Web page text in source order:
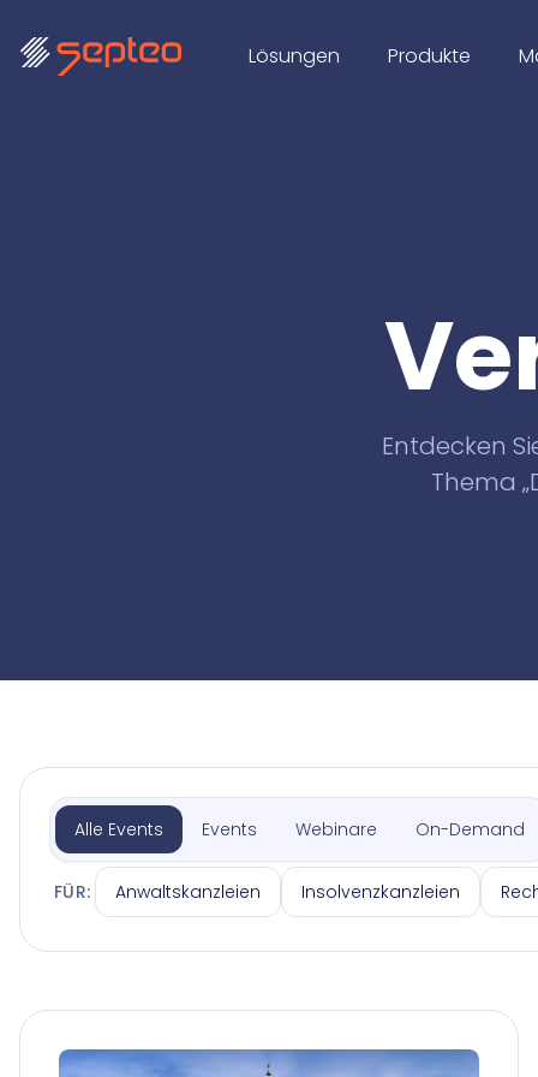
Lösungen Produkte
Entdecken
Thema
Alle Events Events Webinare On-Demand
FÜR: Anwaltskanzleien Insolvenzkanzleien